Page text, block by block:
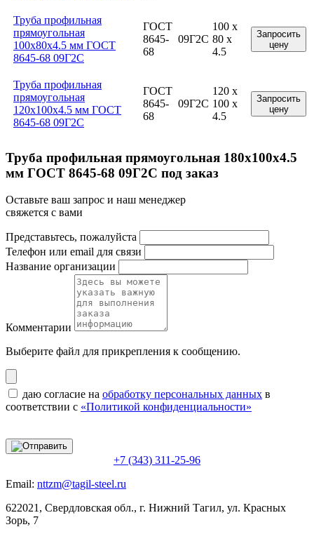
Труба профильная
прямоугольная
100x80x4.5 мм ГОСТ
8645-68 09Г2С
ГОСТ
8645-
68
09Г2С
100 x
80 x
4.5
Запросить
цену
Труба профильная
прямоугольная
120x100x4.5 мм ГОСТ
8645-68 09Г2С
ГОСТ
8645-
68
09Г2С
120 x
100 x
4.5
Запросить
цену
Труба профильная прямоугольная 180x100x4.5
мм ГОСТ 8645-68 09Г2С под заказ
Оставьте ваш запрос и наш менеджер
свяжется с вами
Представьтесь, пожалуйста
Телефон или email для связи
Название организации
Комментарии
Выберите файл для прикрепления к сообщению.
даю согласие на обработку персональных данных в
соответствии с «Политикой конфиденциальности»
+7 (343) 311-25-96
Email: nttzm@tagil-steel.ru
622021, Свердловская обл., г. Нижний Тагил, ул. Красных
Зорь, 7